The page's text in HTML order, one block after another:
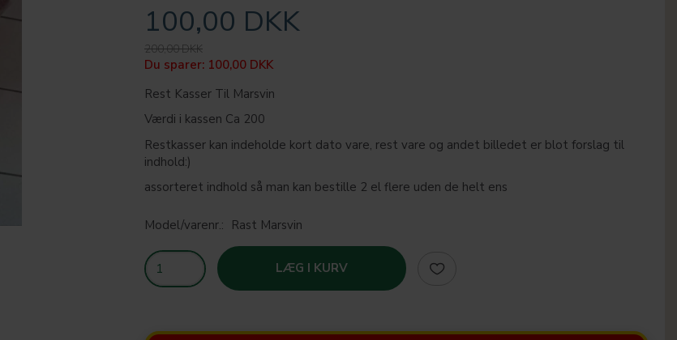
100,00 DKK
200,00 DKK
Du sparer: 100,00 DKK
Rest Kasser Til Marsvin
Værdi i kassen Ca 200
Restkasser kan indeholde kort dato vare, rest vare og andet billedet er blot forslag til
indhold:)
assorteret indhold så man kan bestille 2 el flere uden de helt ens
Model/varenr.: Rast Marsvin
LÆG I KURV